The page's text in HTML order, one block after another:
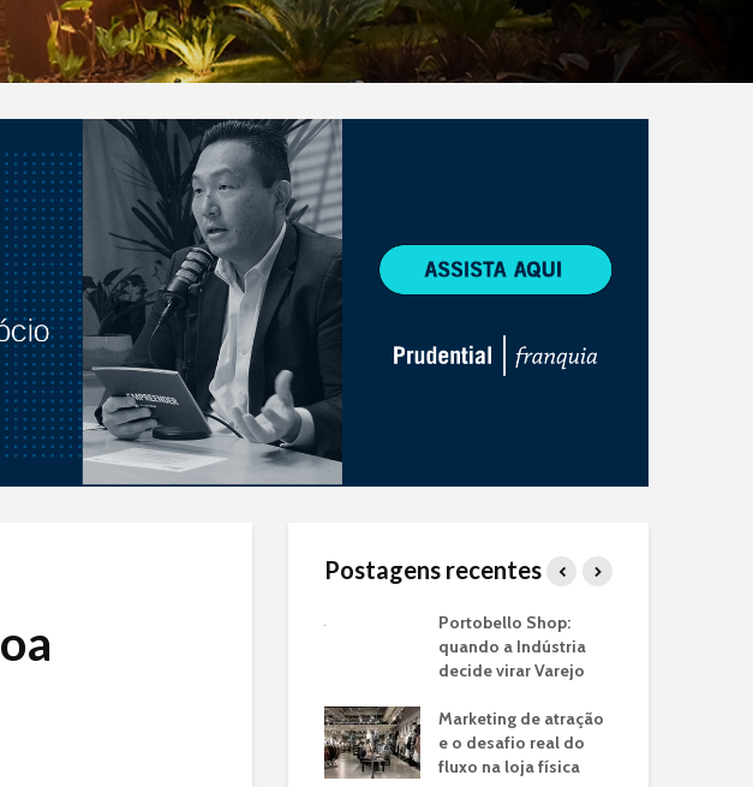
Postagens recentes
Portobello Shop:
quando a Indústria
decide virar Varejo
Marketing de atração
e o desafio real do
fluxo na loja física